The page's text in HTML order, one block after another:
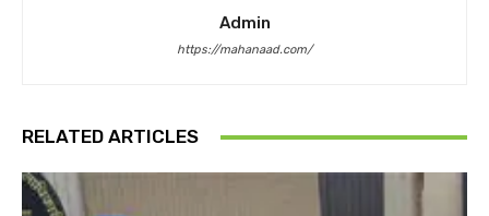
Admin
https://mahanaad.com/
RELATED ARTICLES